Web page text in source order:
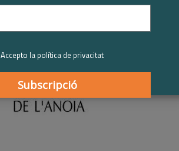
Accepto la política de privacitat